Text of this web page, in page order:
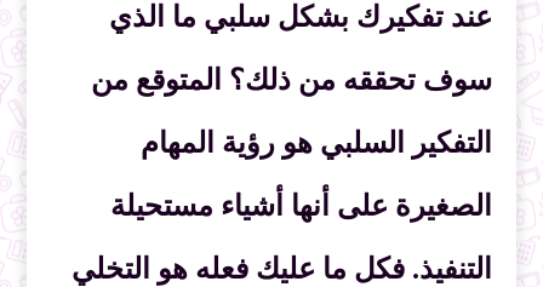
عند تفكيرك بشكل سلبي ما الذي
سوف تحققه من ذلك؟ المتوقع من
التفكير السلبي هو رؤية المهام
الصغيرة على أنها أشياء مستحيلة
التنفيذ. فكل ما عليك فعله هو التخلي